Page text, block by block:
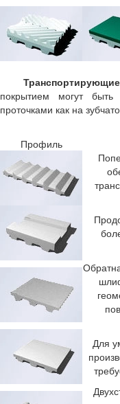
покрытием могут
проточками как на
Профиль
Для